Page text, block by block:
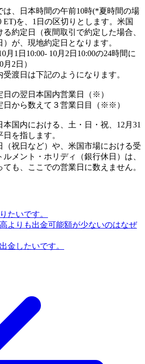
は、日本時間の午前10時(*夏時間の場
ET)を、1日の区切りとします。米国
約定日（夜間取引で約定した場合、
が、現地約定日となります。
月1日10:00- 10月2日10:00の24時間に
2日）
渡日は下記のようになります。
日の翌日本国内営業日（※）
日から数えて３営業日目（※※）
国内における、土・日・祝、12月31
を指します。
祝日など）や、米国市場における受
メント・ホリディ（銀行休日）は、
も、ここでの営業日に数えません。
たいです。
よりも出金可能額が少ないのはなぜ
金したいです。